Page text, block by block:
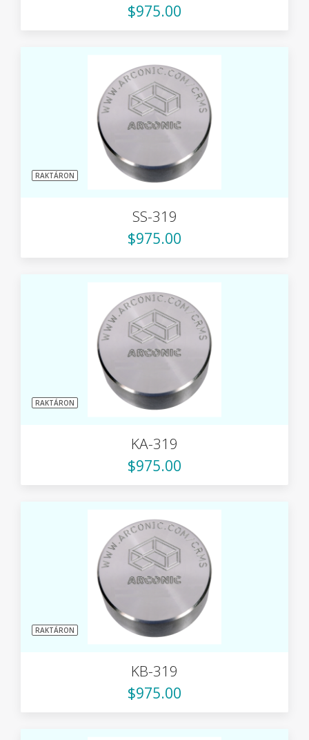
$975.00
RAKTÁRON
SS-319
$975.00
RAKTÁRON
KA-319
$975.00
RAKTÁRON
KB-319
$975.00